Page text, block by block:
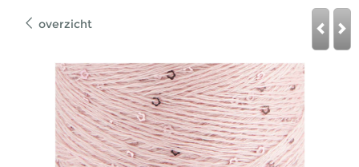
overzicht